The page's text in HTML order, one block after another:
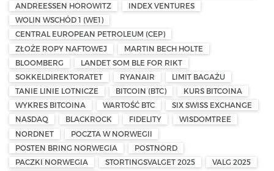
ANDREESSEN HOROWITZ
INDEX VENTURES
WOLIN WSCHÓD 1 (WE1)
CENTRAL EUROPEAN PETROLEUM (CEP)
ZŁOŻE ROPY NAFTOWEJ
MARTIN BECH HOLTE
BLOOMBERG
LANDET SOM BLE FOR RIKT
SOKKELDIREKTORATET
RYANAIR
LIMIT BAGAŻU
TANIE LINIE LOTNICZE
BITCOIN (BTC)
KURS BITCOINA
WYKRES BITCOINA
WARTOŚĆ BTC
SIX SWISS EXCHANGE
NASDAQ
BLACKROCK FIDELITY
WISDOMTREE
NORDNET
POCZTA W NORWEGII
POSTEN BRING NORWEGIA
POSTNORD
PACZKI NORWEGIA
STORTINGSVALGET 2025
VALG 2025